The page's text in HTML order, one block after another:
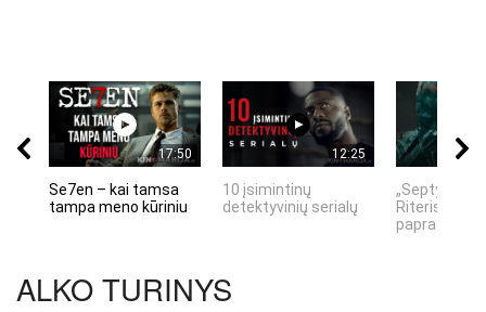
17:50
Se7en – kai tamsa
tampa meno kūriniu
12:25
10 įsimintinų
detektyvinių serialų
„Septynių
Riteris" – kai
ALKO TURINYS